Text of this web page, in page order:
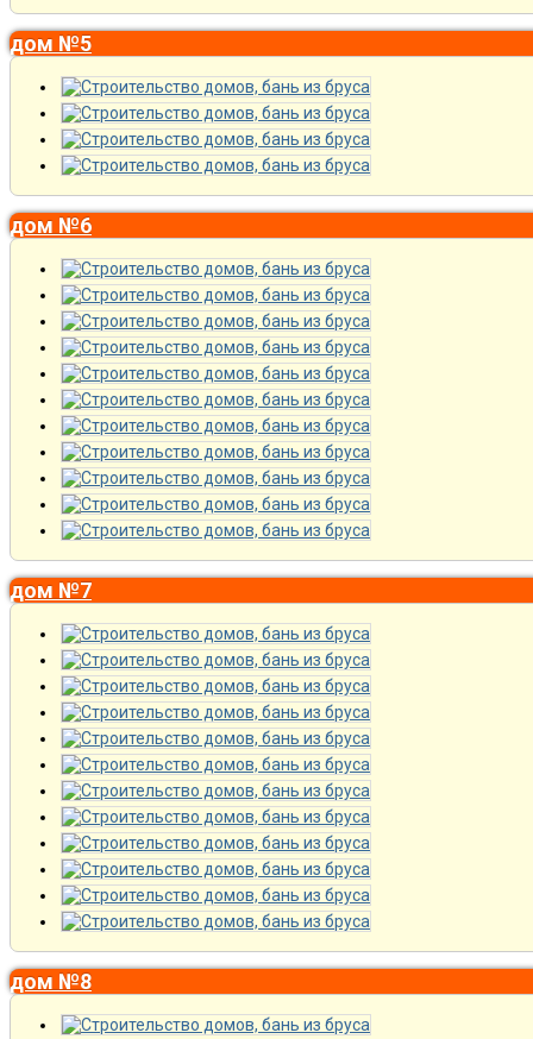
дом №5
дом №6
дом №7
дом №8